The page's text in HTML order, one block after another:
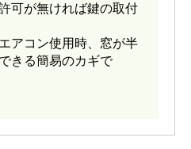
可が無ければ鍵の取付
アコン使用時、窓が半
きる簡易のカギで